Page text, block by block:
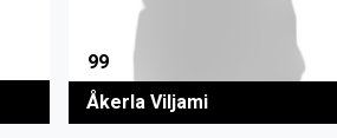
99
Åkerla Viljami